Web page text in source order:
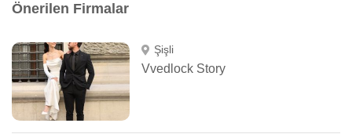
Önerilen Firmalar
Şişli
Vvedlock Story